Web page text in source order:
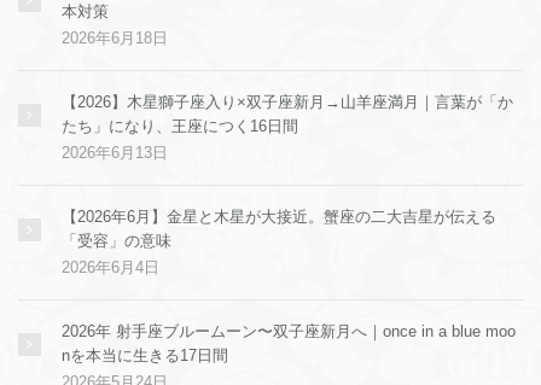
本対策
2026年6月18日
【2026】木星獅子座入り×双子座新月→山羊座満月｜言葉が「か
たち」になり、王座につく16日間
2026年6月13日
【2026年6月】金星と木星が大接近。蟹座の二大吉星が伝える
「受容」の意味
2026年6月4日
2026年 射手座ブルームーン〜双子座新月へ｜once in a blue moo
nを本当に生きる17日間